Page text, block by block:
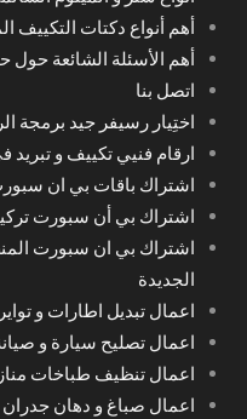
أهم أنواع دكتات
أهم الأسئلة الشائعة
اتصل بنا
اختِيار رسيفر جيد برمجة الرسيفر 24 ساعة
ارقام فنيي تكييف و تبريد
اشتراك باقات بي ان
اشتراك بي أن سبورت
الجديدة
اعمال تبديل اطارات و
اعمال تصليح سيارة و
اعمال تنظيف طباخات
اعمال صباغ و دهان